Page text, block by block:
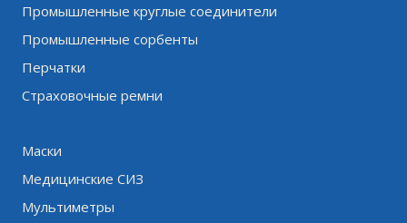
Промышленные круглые соединители
Промышленные сорбенты
Перчатки
Страховочные ремни
Маски
Медицинские СИЗ
Мультиметры